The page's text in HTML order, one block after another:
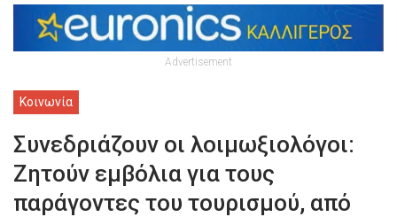
Advertisement
Κοινωνία
Συνεδριάζουν οι λοιμωξιολόγοι:
Ζητούν εμβόλια για τους
παράγοντες του τουρισμού, από